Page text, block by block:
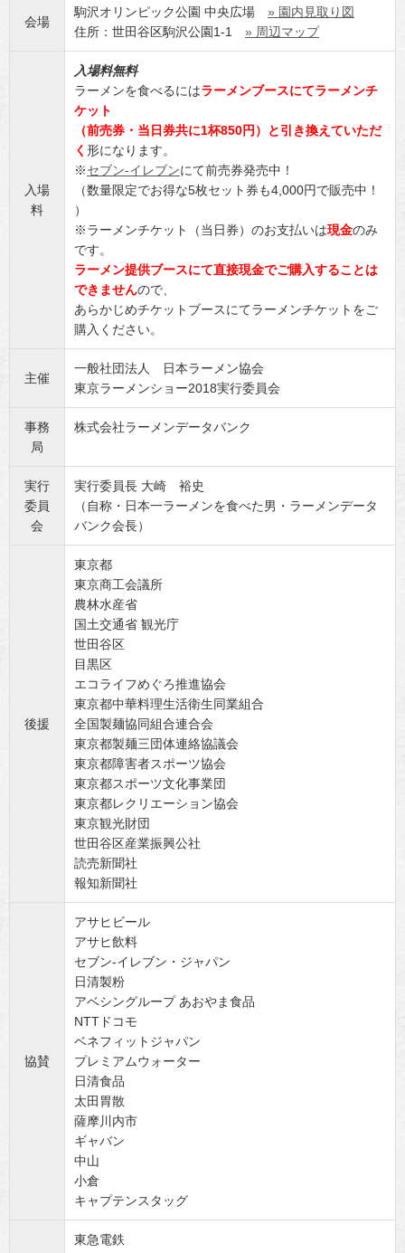
会場
駒沢オリンピック公園 中央広場 » 園内見取り図
住所：世田谷区駒沢公園1-1 » 周辺マップ
入場
料
入場料無料
ラーメンを食べるにはラーメンブースにてラーメンチ
ケット
（前売券・当日券共に1杯850円）と引き換えていただ
く 形になります。
※セブン-イレブンにて前売券発売中！
（数量限定でお得な5枚セット券も4,000円で販売中！
）
※ラーメンチケット（当日券）のお支払いは現金のみ
です。
ラーメン提供ブースにて直接現金でご購入することは
できませんので、
あらかじめチケットブースにてラーメンチケットをご
購入ください。
主催
一般社団法人 日本ラーメン協会
東京ラーメンショー2018実行委員会
事務
局
株式会社ラーメンデータバンク
実行
委員
会
実行委員長 大崎 裕史
（自称・日本一ラーメンを食べた男・ラーメンデータ
バンク会長）
後援
東京都
東京商工会議所
農林水産省
国土交通省 観光庁
世田谷区
目黒区
エコライフめぐろ推進協会
東京都中華料理生活衛生同業組合
全国製麺協同組合連合会
東京都製麺三団体連絡協議会
東京都障害者スポーツ協会
東京都スポーツ文化事業団
東京都レクリエーション協会
東京観光財団
世田谷区産業振興公社
読売新聞社
報知新聞社
協賛
アサヒビール
アサヒ飲料
セブン-イレブン・ジャパン
日清製粉
アベシングループ あおやま食品
NTTドコモ
ベネフィットジャパン
プレミアムウォーター
日清食品
太田胃散
薩摩川内市
ギャバン
中山
小倉
キャプテンスタッグ
東急電鉄